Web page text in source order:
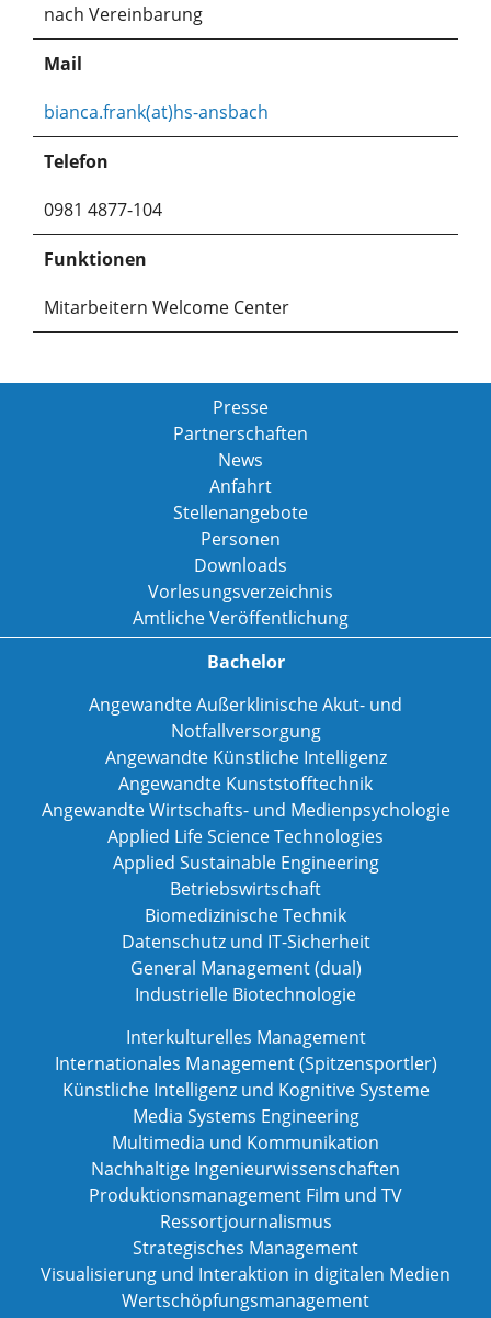
nach Vereinbarung
Mail
bianca.frank(at)hs-ansbach
Telefon
0981 4877-104
Funktionen
Mitarbeitern Welcome Center
Presse
Partnerschaften
News
Anfahrt
Stellenangebote
Personen
Downloads
Vorlesungsverzeichnis
Amtliche Veröffentlichung
Bachelor
Angewandte Außerklinische Akut- und
Notfallversorgung
Angewandte Künstliche Intelligenz
Angewandte Kunststofftechnik
Angewandte Wirtschafts- und Medienpsychologie
Applied Life Science Technologies
Applied Sustainable Engineering
Betriebswirtschaft
Biomedizinische Technik
Datenschutz und IT-Sicherheit
General Management (dual)
Industrielle Biotechnologie
Interkulturelles Management
Internationales Management (Spitzensportler)
Künstliche Intelligenz und Kognitive Systeme
Media Systems Engineering
Multimedia und Kommunikation
Nachhaltige Ingenieurwissenschaften
Produktionsmanagement Film und TV
Ressortjournalismus
Strategisches Management
Visualisierung und Interaktion in digitalen Medien
Wertschöpfungsmanagement